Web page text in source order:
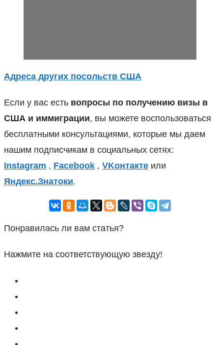
Адреса других посольств США
Если у вас есть вопросы по получению визы в
США и иммиграции, вы можете воспользоваться
бесплатными консультациями, которые мы даем
нашим подписчикам в социальных сетях:
Instagram , Facebook , VKонтакте или
Яндекс.Знатоки.
Понравилась ли вам статья?
Нажмите на соответствующую звезду!